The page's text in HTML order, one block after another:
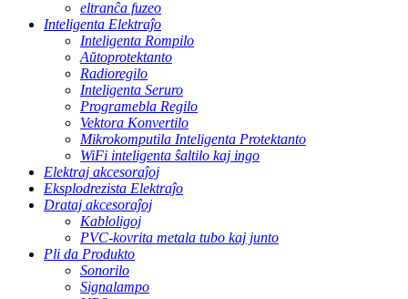
eltranĉa fuzeo
Inteligenta Elektraĵo
Inteligenta Rompilo
Aŭtoprotektanto
Radioregilo
Inteligenta Seruro
Programebla Regilo
Vektora Konvertilo
Mikrokomputila Inteligenta Protektanto
WiFi inteligenta ŝaltilo kaj ingo
Elektraj akcesoraĵoj
Eksplodrezista Elektraĵo
Drataj akcesoraĵoj
Kabloligoj
PVC-kovrita metala tubo kaj junto
Pli da Produkto
Sonorilo
Signalampo